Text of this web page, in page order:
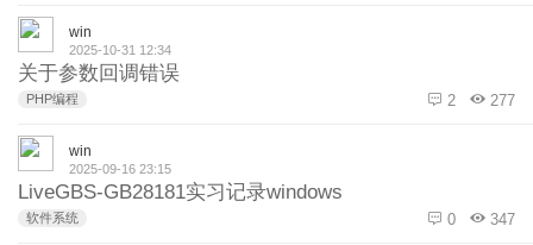
win
2025-10-31 12:34
关于参数回调错误
PHP编程 2 277
win
2025-09-16 23:15
LiveGBS-GB28181实习记录windows
软件系统 0 347